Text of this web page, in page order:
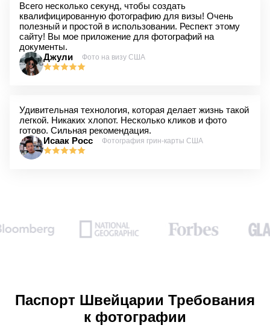
Всего несколько секунд, чтобы создать
квалифицированную фотографию для визы! Очень
полезный и простой в использовании. Респект этому
сайту! Вы мое приложение для фотографий на
документы.
Джули
Фото на визу США
Удивительная технология, которая делает жизнь такой
легкой. Никаких хлопот. Несколько кликов и фото
готово. Сильная рекомендация.
Исаак Росс
Фотография грин-карты США
Паспорт Швейцарии Требования
к фотографии